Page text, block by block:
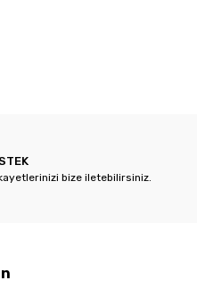
bize iletebilirsiniz.